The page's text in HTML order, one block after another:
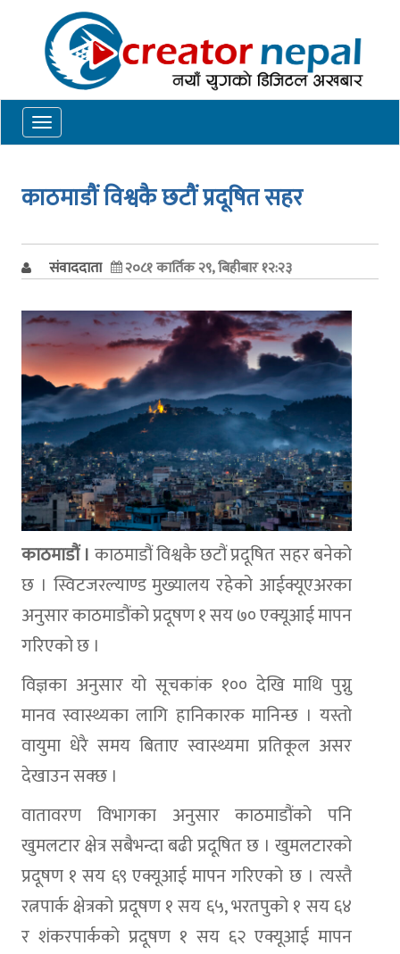
Toggle
navigation
काठमाडौं विश्वकै छटौं प्रदूषित सहर
संवाददाता २०८१ कार्तिक २९, बिहीबार १२:२३
काठमाडौं । काठमाडौं विश्वकै छटौं प्रदूषित सहर बनेको
छ । स्विटजरल्याण्ड मुख्यालय रहेको आईक्यूएअरका
अनुसार काठमाडौंको प्रदूषण १ सय ७० एक्यूआई मापन
गरिएको छ ।
विज्ञका अनुसार यो सूचकांक १०० देखि माथि पुग्नु
मानव स्वास्थ्यका लागि हानिकारक मानिन्छ । यस्तो
वायुमा धेरै समय बिताए स्वास्थ्यमा प्रतिकूल असर
देखाउन सक्छ ।
वातावरण विभागका अनुसार काठमाडौंको पनि
खुमलटार क्षेत्र सबैभन्दा बढी प्रदूषित छ । खुमलटारको
प्रदूषण १ सय ६९ एक्यूआई मापन गरिएको छ । त्यस्तै
रत्नपार्क क्षेत्रको प्रदूषण १ सय ६५, भरतपुको १ सय ६४
र शंकरपार्कको प्रदूषण १ सय ६२ एक्यूआई मापन